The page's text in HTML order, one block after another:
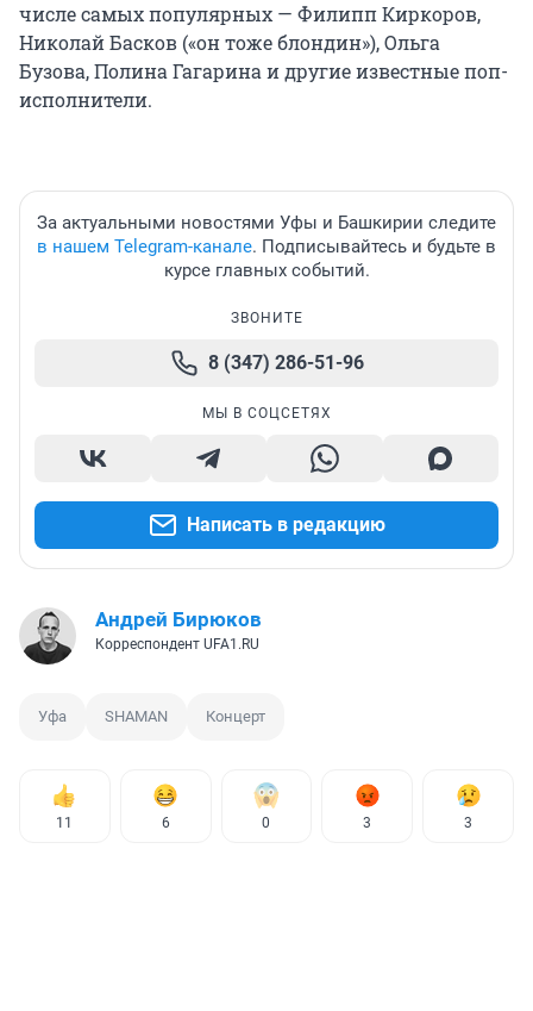
числе самых популярных — Филипп Киркоров,
Николай Басков («он тоже блондин»), Ольга
Бузова, Полина Гагарина и другие известные поп-
исполнители.
За актуальными новостями Уфы и Башкирии следите
в нашем Telegram-канале. Подписывайтесь и будьте в
курсе главных событий.
ЗВОНИТЕ
8 (347) 286-51-96
МЫ В СОЦСЕТЯХ
Написать в редакцию
Андрей Бирюков
Корреспондент UFA1.RU
Уфа SHAMAN Концерт
11 6 0 3 3